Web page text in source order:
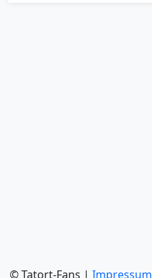
© Tatort-Fans | Impressum